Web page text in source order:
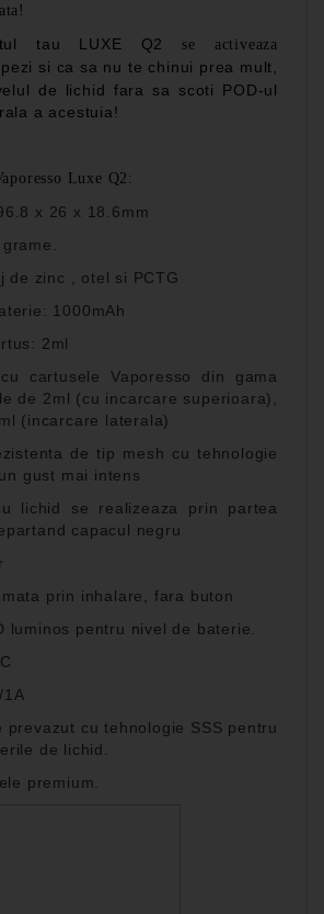
tau LUXE Q2 se activeaza
si ca sa nu te chinui prea mult,
de lichid fara sa scoti POD-ul
a acestuia!
Luxe Q2:
x 26 x 18.6mm
de zinc , otel si PCTG
1000mAh
2ml
cartusele Vaporesso din gama
de 2ml (cu incarcare superioara),
(incarcare laterala)
de tip mesh cu tehnologie
gust mai intens
lichid se realizeaza prin partea
capacul negru
prin inhalare, fara buton
luminos pentru nivel de baterie.
1A
prevazut cu tehnologie SSS pentru
de lichid.
premium.